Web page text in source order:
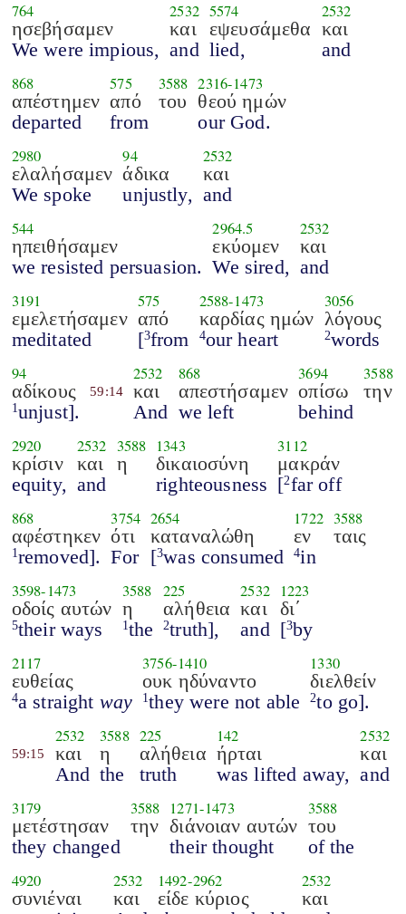
764
ησεβήσαμεν
We were impious,
2532
και
and
5574
εψευσάμεθα
lied,
2532
και
and
868
απέστημεν
departed
575
από
from
3588
του
2316-1473
θεού ημών
our God.
2980
ελαλήσαμεν
We spoke
94
άδικα
unjustly,
2532
και
and
544
ηπειθήσαμεν
we resisted persuasion.
2964.5
εκύομεν
We sired,
2532
και
and
3191
εμελετήσαμεν
meditated
575
από
[3from
2588-1473
καρδίας ημών
4our heart
3056
λόγους
2words
94
αδίκους
1 unjust].
59:14
2532
και
And
868
απεστήσαμεν
we left
3694
οπίσω
behind
3588
την
2920
κρίσιν
equity,
2532
και
and
3588
η
1343
δικαιοσύνη
righteousness
3112
μακράν
[2far off
868
αφέστηκεν
1 removed].
3754
ότι
For
2654
καταναλώθη
[3was consumed
1722
εν
4in
3588
ταις
3598-1473
οδοίς αυτών
5their ways
3588
η
1 the
225
αλήθεια
2truth],
2532
και
and
1223
δι΄
[3by
2117
ευθείας
4a straight way
3756-1410
ουκ ηδύναντο
1they were not able
1330
διελθείν
2to go].
59:15
2532
και
And
3588
η
the
225
αλήθεια
truth
142
ήρται
was lifted away,
2532
και
and
3179
μετέστησαν
they changed
3588
την
1271-1473
διάνοιαν αυτών
their thought
3588
του
of the
4920
συνιέναι
2532
και
1492-2962
είδε κύριος
2532
και